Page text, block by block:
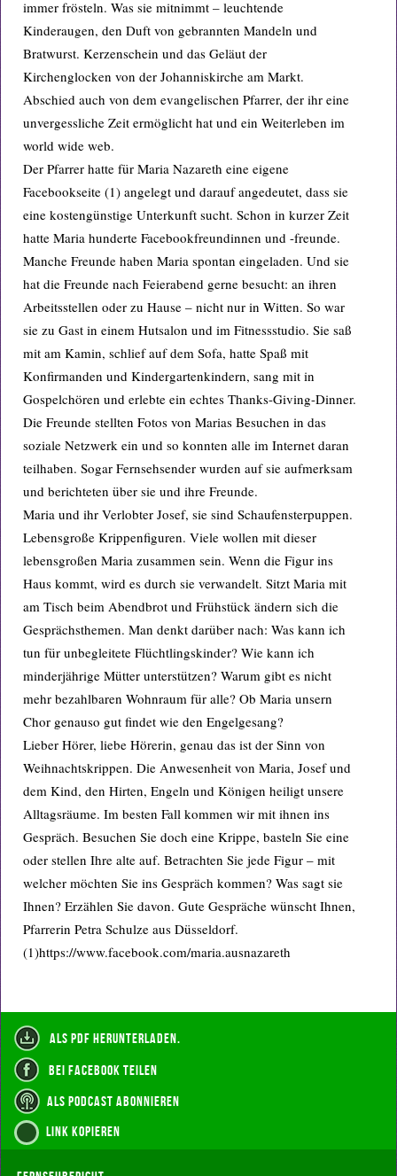
immer frösteln. Was sie mitnimmt – leuchtende
Kinderaugen, den Duft von gebrannten Mandeln und
Bratwurst. Kerzenschein und das Geläut der
Kirchenglocken von der Johanniskirche am Markt.
Abschied auch von dem evangelischen Pfarrer, der ihr eine
unvergessliche Zeit ermöglicht hat und ein Weiterleben im
world wide web.
Der Pfarrer hatte für Maria Nazareth eine eigene
Facebookseite (1) angelegt und darauf angedeutet, dass sie
eine kostengünstige Unterkunft sucht. Schon in kurzer Zeit
hatte Maria hunderte Facebookfreundinnen und -freunde.
Manche Freunde haben Maria spontan eingeladen. Und sie
hat die Freunde nach Feierabend gerne besucht: an ihren
Arbeitsstellen oder zu Hause – nicht nur in Witten. So war
sie zu Gast in einem Hutsalon und im Fitnessstudio. Sie saß
mit am Kamin, schlief auf dem Sofa, hatte Spaß mit
Konfirmanden und Kindergartenkindern, sang mit in
Gospelchören und erlebte ein echtes Thanks-Giving-Dinner.
Die Freunde stellten Fotos von Marias Besuchen in das
soziale Netzwerk ein und so konnten alle im Internet daran
teilhaben. Sogar Fernsehsender wurden auf sie aufmerksam
und berichteten über sie und ihre Freunde.
Maria und ihr Verlobter Josef, sie sind Schaufensterpuppen.
Lebensgroße Krippenfiguren. Viele wollen mit dieser
lebensgroßen Maria zusammen sein. Wenn die Figur ins
Haus kommt, wird es durch sie verwandelt. Sitzt Maria mit
am Tisch beim Abendbrot und Frühstück ändern sich die
Gesprächsthemen. Man denkt darüber nach: Was kann ich
tun für unbegleitete Flüchtlingskinder? Wie kann ich
minderjährige Mütter unterstützen? Warum gibt es nicht
mehr bezahlbaren Wohnraum für alle? Ob Maria unsern
Chor genauso gut findet wie den Engelgesang?
Lieber Hörer, liebe Hörerin, genau das ist der Sinn von
Weihnachtskrippen. Die Anwesenheit von Maria, Josef und
dem Kind, den Hirten, Engeln und Königen heiligt unsere
Alltagsräume. Im besten Fall kommen wir mit ihnen ins
Gespräch. Besuchen Sie doch eine Krippe, basteln Sie eine
oder stellen Ihre alte auf. Betrachten Sie jede Figur – mit
welcher möchten Sie ins Gespräch kommen? Was sagt sie
Ihnen? Erzählen Sie davon. Gute Gespräche wünscht Ihnen,
Pfarrerin Petra Schulze aus Düsseldorf.
(1)https://www.facebook.com/maria.ausnazareth
als PDF herunterladen.
bei Facebook teilen
als Podcast abonnieren
Link kopieren